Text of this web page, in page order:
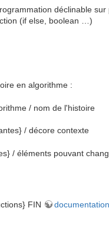
déclinable
(if else, boolean …)
en algorithme :
/ nom de l'histoire
/ décore contexte
/ éléments pouvant
FIN